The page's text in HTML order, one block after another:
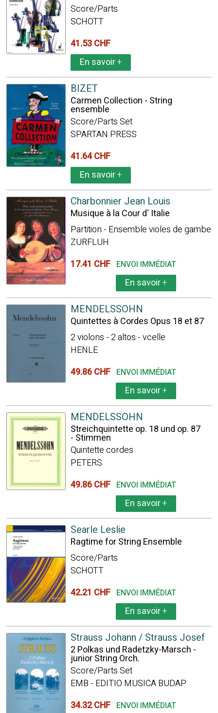
Score/Parts
SCHOTT
41.53 CHF
En savoir+
BIZET
Carmen Collection - String
ensemble
Score/Parts Set
SPARTAN PRESS
41.64 CHF
En savoir+
Charbonnier Jean Louis
Musique à la Cour d' Italie
Partition - Ensemble violes de gambe
ZURFLUH
17.41 CHF ENVOI IMMÉDIAT
En savoir+
MENDELSSOHN
Quintettes à Cordes Opus 18 et 87
2 violons - 2 altos - vcelle
HENLE
49.86 CHF ENVOI IMMÉDIAT
En savoir+
MENDELSSOHN
Streichquintette op. 18 und op. 87
- Stimmen
Quintette cordes
PETERS
49.86 CHF ENVOI IMMÉDIAT
En savoir+
Searle Leslie
Ragtime for String Ensemble
Score/Parts
SCHOTT
42.21 CHF ENVOI IMMÉDIAT
En savoir+
Strauss Johann / Strauss Josef
2 Polkas und Radetzky-Marsch -
junior String Orch.
Score/Parts Set
EMB - EDITIO MUSICA BUDAP
34.32 CHF ENVOI IMMÉDIAT